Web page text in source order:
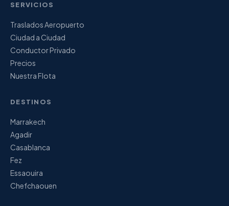
SERVICIOS
Traslados Aeropuerto
Ciudad a Ciudad
Conductor Privado
Precios
Nuestra Flota
DESTINOS
Marrakech
Agadir
Casablanca
Fez
Essaouira
Chefchaouen